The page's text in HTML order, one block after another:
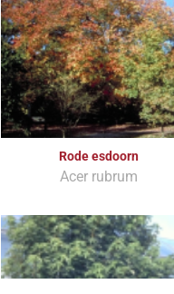
Rode esdoorn
Acer rubrum